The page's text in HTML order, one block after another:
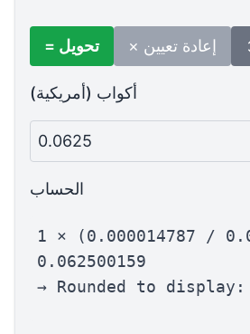
= تحويل × إعادة تعيين
أكواب (أمريكية)
0.0625
الحساب
1 × (0.000014787 /
0.062500159
→ Rounded to display: